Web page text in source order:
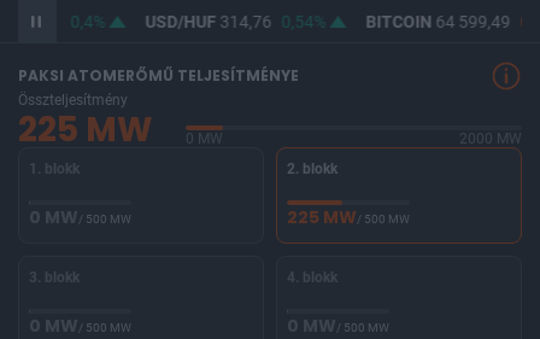
363,17 0,4% USD/HUF314,76 0,54% BITCOIN64 599,49 0%
PAKSI ATOMERŐMŰ TELJESÍTMÉNYE
Összteljesítmény
225 MW 0 MW
2000 MW
1. blokk
0 MW/ 500 MW
2. blokk
225 MW/ 500 MW
3. blokk
0 MW/ 500 MW
4. blokk
0 MW/ 500 MW